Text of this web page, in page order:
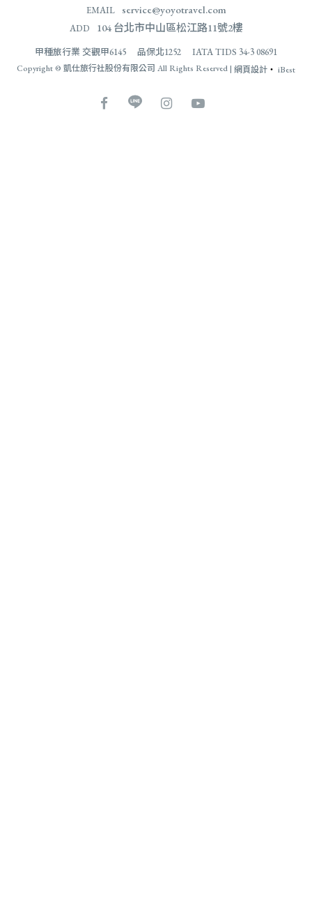
甲種旅行業 交觀甲6145 品保北1252 IATA TIDS 34-3 08691
Copyright © 凱仕旅行社股份有限公司 All Rights Reserved | 網頁設計 ‧ iBest
EMAIL service@yoyotravel.com
ADD 104 台北市中山區松江路11號2樓